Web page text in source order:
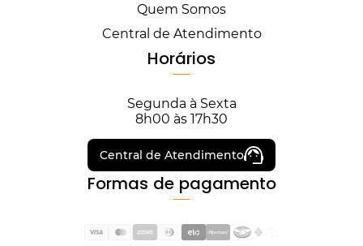
Quem Somos
Central de Atendimento
Horários
Segunda à Sexta
8h00 às 17h30
Central de Atendimento
Formas de pagamento